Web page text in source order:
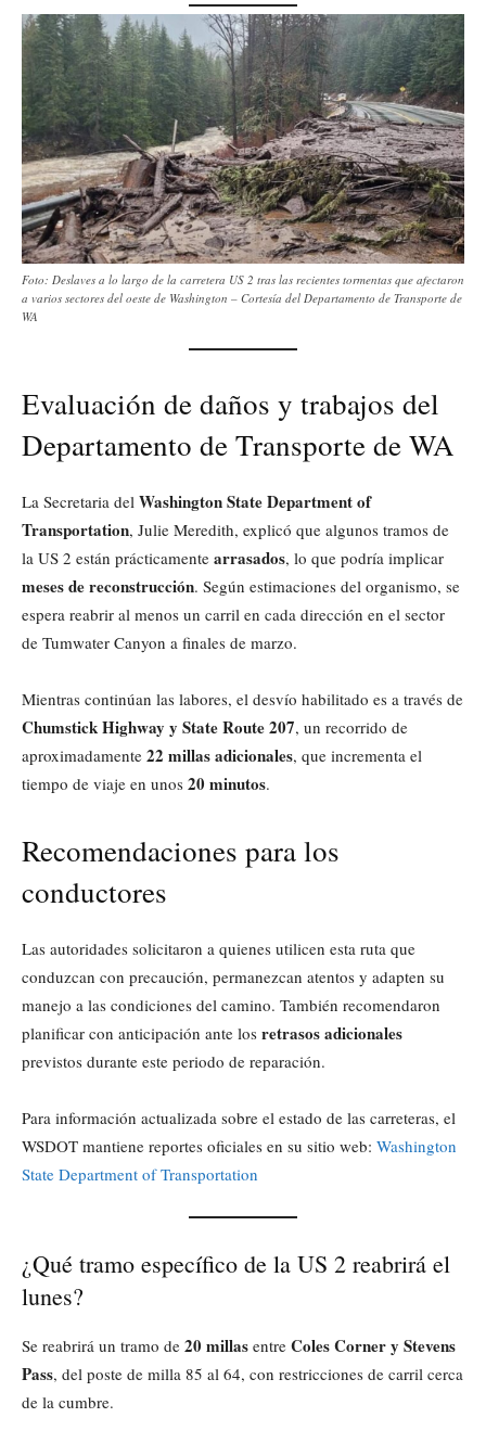
Foto: Deslaves a lo largo de la carretera US 2 tras las recientes tormentas que afectaron
a varios sectores del oeste de Washington – Cortesía del Departamento de Transporte de
WA
Evaluación de daños y trabajos del
Departamento de Transporte de WA
La Secretaria del Washington State Department of
Transportation, Julie Meredith, explicó que algunos tramos de
la US 2 están prácticamente arrasados, lo que podría implicar
meses de reconstrucción. Según estimaciones del organismo, se
espera reabrir al menos un carril en cada dirección en el sector
de Tumwater Canyon a finales de marzo.
Mientras continúan las labores, el desvío habilitado es a través de
Chumstick Highway y State Route 207, un recorrido de
aproximadamente 22 millas adicionales, que incrementa el
tiempo de viaje en unos 20 minutos.
Recomendaciones para los
conductores
Las autoridades solicitaron a quienes utilicen esta ruta que
conduzcan con precaución, permanezcan atentos y adapten su
manejo a las condiciones del camino. También recomendaron
planificar con anticipación ante los retrasos adicionales
previstos durante este periodo de reparación.
Para información actualizada sobre el estado de las carreteras, el
WSDOT mantiene reportes oficiales en su sitio web: Washington
State Department of Transportation
¿Qué tramo específico de la US 2 reabrirá el
lunes?
Se reabrirá un tramo de 20 millas entre Coles Corner y Stevens
Pass, del poste de milla 85 al 64, con restricciones de carril cerca
de la cumbre.